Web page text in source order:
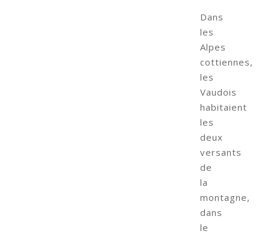
Dans
les
Alpes
cottiennes,
les
Vaudois
habitaient
les
deux
versants
de
la
montagne,
dans
le